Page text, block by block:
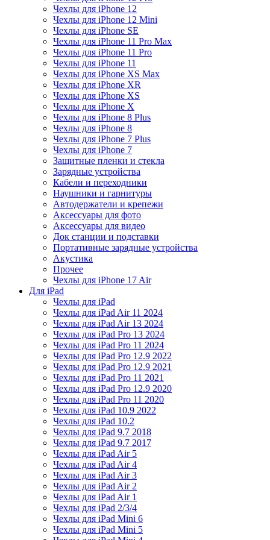
Чехлы для iPhone 12
Чехлы для iPhone 12 Mini
Чехлы для iPhone SE
Чехлы для iPhone 11 Pro Max
Чехлы для iPhone 11 Pro
Чехлы для iPhone 11
Чехлы для iPhone XS Max
Чехлы для iPhone XR
Чехлы для iPhone XS
Чехлы для iPhone X
Чехлы для iPhone 8 Plus
Чехлы для iPhone 8
Чехлы для iPhone 7 Plus
Чехлы для iPhone 7
Защитные пленки и стекла
Зарядные устройства
Кабели и переходники
Наушники и гарнитуры
Автодержатели и крепежи
Аксессуары для фото
Аксессуары для видео
Док станции и подставки
Портативные зарядные устройства
Акустика
Прочее
Чехлы для iPhone 17 Air
Для iPad
Чехлы для iPad
Чехлы для iPad Air 11 2024
Чехлы для iPad Air 13 2024
Чехлы для iPad Pro 13 2024
Чехлы для iPad Pro 11 2024
Чехлы для iPad Pro 12.9 2022
Чехлы для iPad Pro 12.9 2021
Чехлы для iPad Pro 11 2021
Чехлы для iPad Pro 12.9 2020
Чехлы для iPad Pro 11 2020
Чехлы для iPad 10.9 2022
Чехлы для iPad 10.2
Чехлы для iPad 9.7 2018
Чехлы для iPad 9.7 2017
Чехлы для iPad Air 5
Чехлы для iPad Air 4
Чехлы для iPad Air 3
Чехлы для iPad Air 2
Чехлы для iPad Air 1
Чехлы для iPad 2/3/4
Чехлы для iPad Mini 6
Чехлы для iPad Mini 5